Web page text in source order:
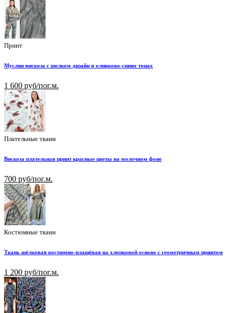
Принт
Муслин вискоза с шелком дизайн в оливково-синих тонах
1 600 руб/пог.м.
Плательные ткани
Вискоза плательная принт красные цветы на молочном фоне
700 руб/пог.м.
Костюмные ткани
Ткань шёлковая костюмно-плащёвая на хлопковой основе с геометричным принтом
1 200 руб/пог.м.